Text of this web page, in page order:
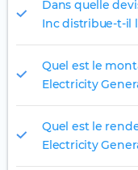
Dans quelle
Inc distribue-t-il
Quel est le
Electricity
Quel est le
Electricity